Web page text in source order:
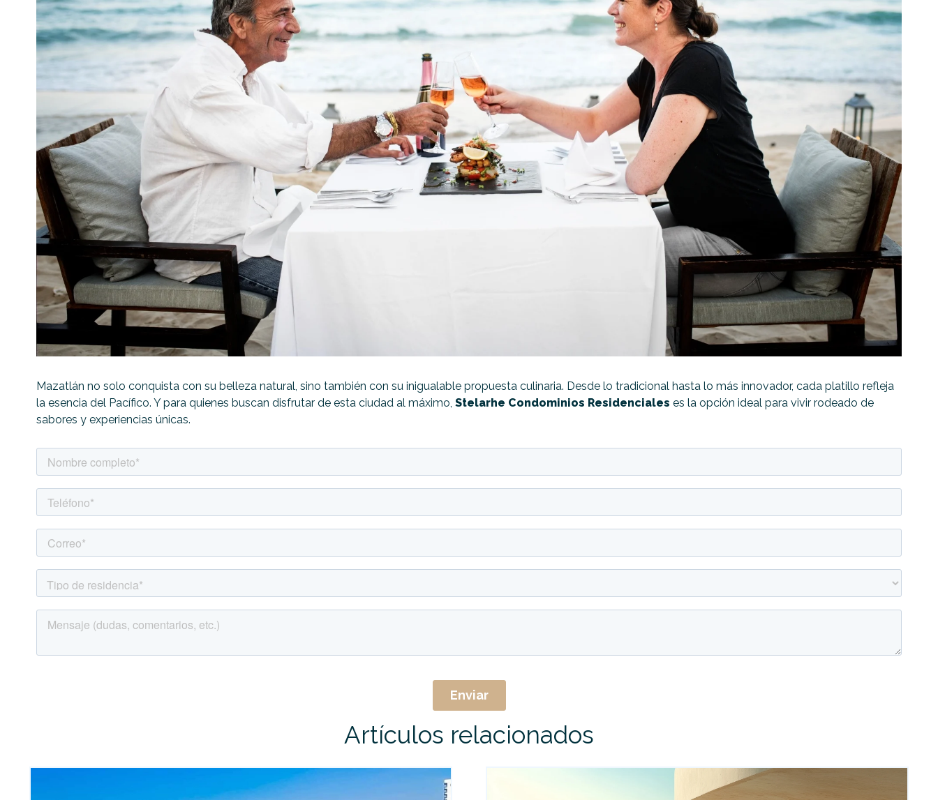
Mazatlán no solo conquista con su belleza natural, sino también con su inigualable propuesta culinaria. Desde lo tradicional hasta lo más innovador, cada platillo refleja
la esencia del Pacífico. Y para quienes buscan disfrutar de esta ciudad al máximo, Stelarhe Condominios Residenciales es la opción ideal para vivir rodeado de
sabores y experiencias únicas.
Artículos relacionados